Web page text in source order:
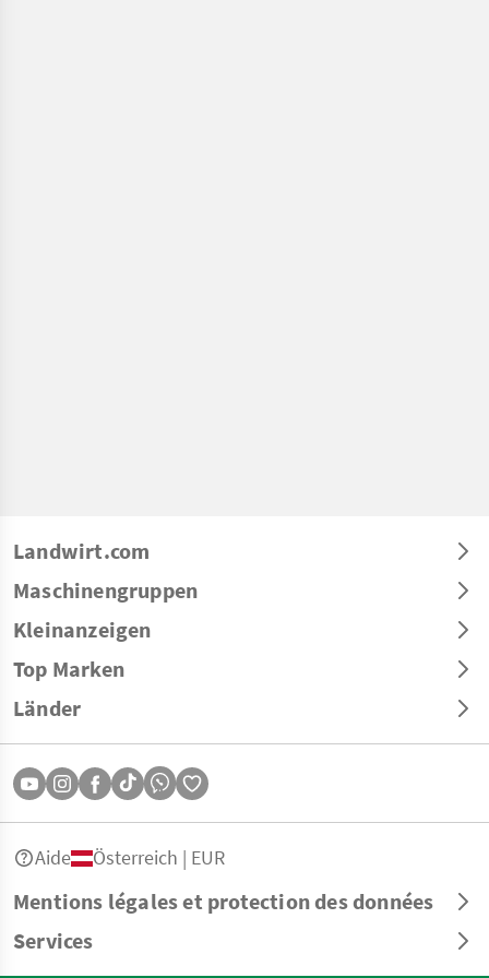
Landwirt.com
Maschinengruppen
Kleinanzeigen
Top Marken
Länder
Mentions légales et protection des données
Services
Aide Österreich | EUR